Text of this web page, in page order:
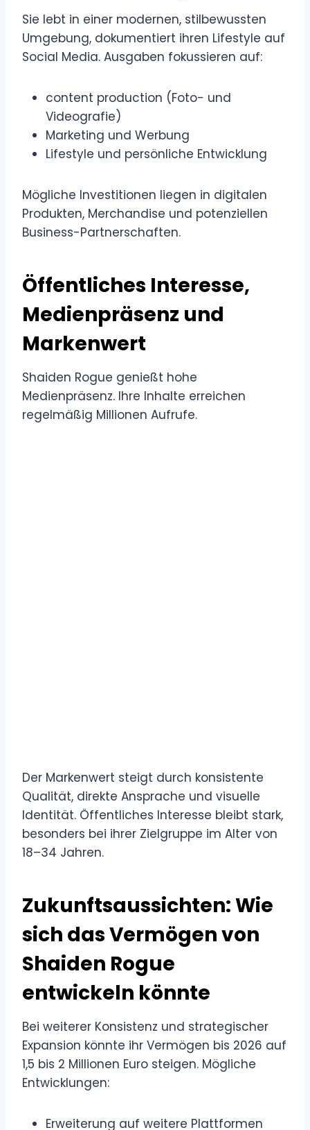
Sie lebt in einer modernen, stilbewussten
Umgebung, dokumentiert ihren Lifestyle auf
Social Media. Ausgaben fokussieren auf:
content production (Foto- und
Videografie)
Marketing und Werbung
Lifestyle und persönliche Entwicklung
Mögliche Investitionen liegen in digitalen
Produkten, Merchandise und potenziellen
Business-Partnerschaften.
Öffentliches Interesse,
Medienpräsenz und
Markenwert
Shaiden Rogue genießt hohe
Medienpräsenz. Ihre Inhalte erreichen
regelmäßig Millionen Aufrufe.
Der Markenwert steigt durch konsistente
Qualität, direkte Ansprache und visuelle
Identität. Öffentliches Interesse bleibt stark,
besonders bei ihrer Zielgruppe im Alter von
18–34 Jahren.
Zukunftsaussichten: Wie
sich das Vermögen von
Shaiden Rogue
entwickeln könnte
Bei weiterer Konsistenz und strategischer
Expansion könnte ihr Vermögen bis 2026 auf
1,5 bis 2 Millionen Euro steigen. Mögliche
Entwicklungen:
Erweiterung auf weitere Plattformen